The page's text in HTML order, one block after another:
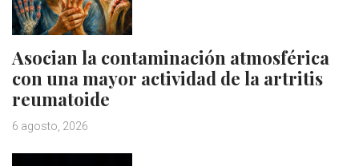
Asocian la contaminación atmosférica
con una mayor actividad de la artritis
reumatoide
6 agosto, 2026